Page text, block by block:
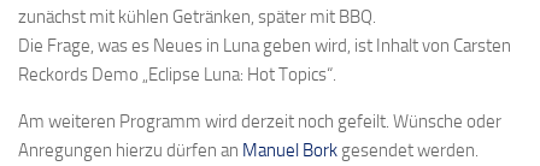
zunächst mit kühlen Getränken, später mit BBQ.
Die Frage, was es Neues in Luna geben wird, ist Inhalt von Carsten
Reckords Demo „Eclipse Luna: Hot Topics“.
Am weiteren Programm wird derzeit noch gefeilt. Wünsche oder
Anregungen hierzu dürfen an Manuel Bork gesendet werden.